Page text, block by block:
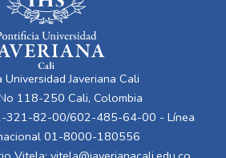
Javeriana Cali
118-250 Cali, Colombia
321-82-00/602-485-64-00 - Línea
01-8000-180556